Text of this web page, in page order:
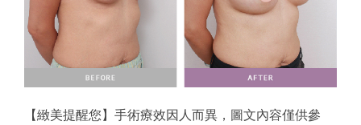
【緻美提醒您】手術療效因人而異，圖文內容僅供參